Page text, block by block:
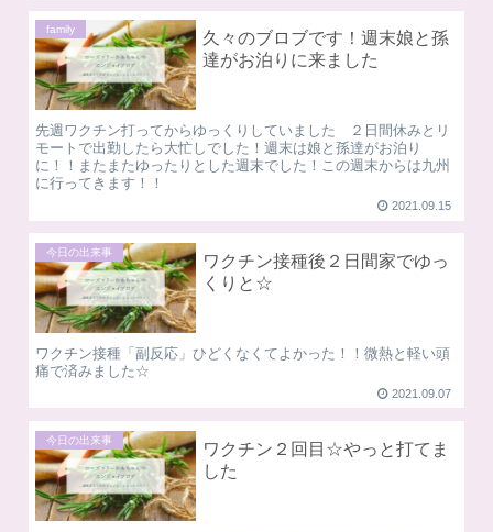
family
久々のブロブです！週末娘と孫
達がお泊りに来ました
先週ワクチン打ってからゆっくりしていました ２日間休みとリ
モートで出勤したら大忙しでした！週末は娘と孫達がお泊り
に！！またまたゆったりとした週末でした！この週末からは九州
に行ってきます！！
2021.09.15
今日の出来事
ワクチン接種後２日間家でゆっ
くりと☆
ワクチン接種「副反応」ひどくなくてよかった！！微熱と軽い頭
痛で済みました☆
2021.09.07
今日の出来事
ワクチン２回目☆やっと打てま
した